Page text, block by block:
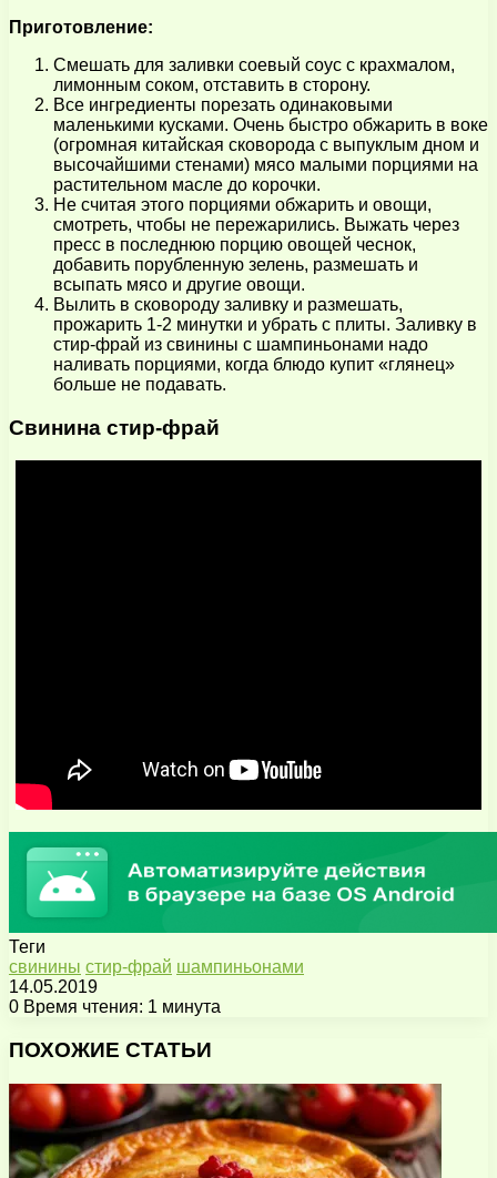
Приготовление:
Смешать для заливки соевый соус с крахмалом,
лимонным соком, отставить в сторону.
Все ингредиенты порезать одинаковыми
маленькими кусками. Очень быстро обжарить в воке
(огромная китайская сковорода с выпуклым дном и
высочайшими стенами) мясо малыми порциями на
растительном масле до корочки.
Не считая этого порциями обжарить и овощи,
смотреть, чтобы не пережарились. Выжать через
пресс в последнюю порцию овощей чеснок,
добавить порубленную зелень, размешать и
всыпать мясо и другие овощи.
Вылить в сковороду заливку и размешать,
прожарить 1-2 минутки и убрать с плиты. Заливку в
стир-фрай из свинины с шампиньонами надо
наливать порциями, когда блюдо купит «глянец»
больше не подавать.
Свинина стир-фрай
Теги
свинины стир-фрай шампиньонами
14.05.2019
0 Время чтения: 1 минута
через
почту
ПОХОЖИЕ СТАТЬИ